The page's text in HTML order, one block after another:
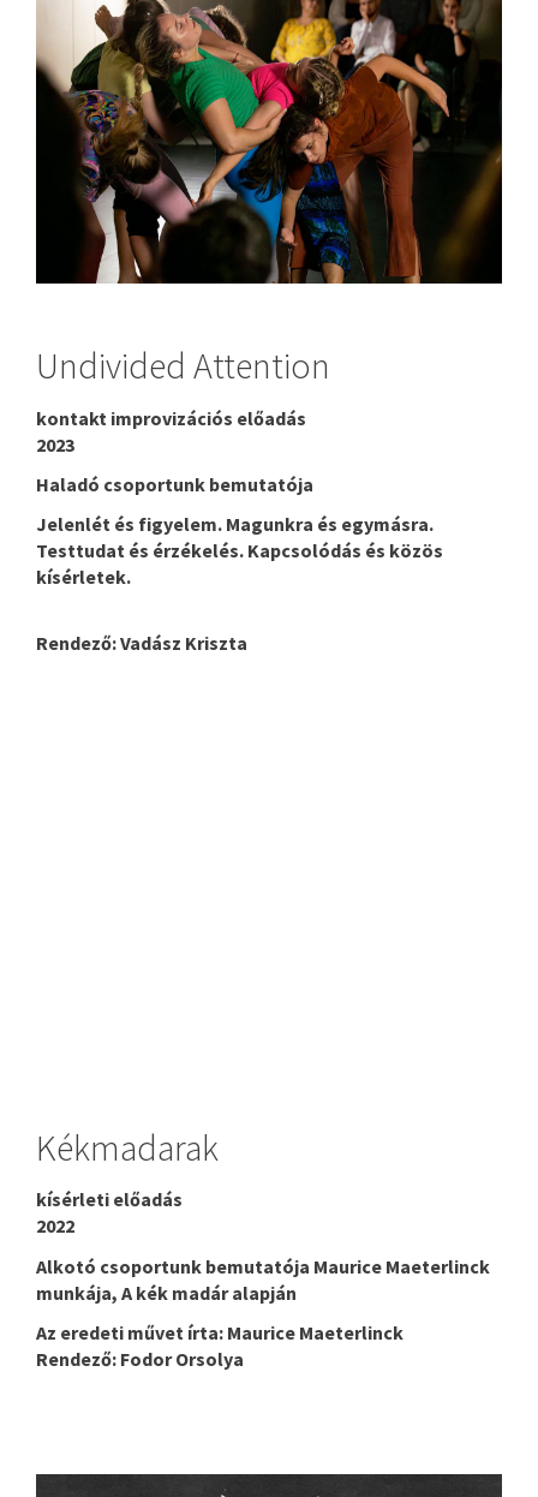
Undivided Attention
kontakt improvizációs előadás
2023
Haladó csoportunk bemutatója
Jelenlét és figyelem. Magunkra és egymásra.
Testtudat és érzékelés. Kapcsolódás és közös
kísérletek.
Rendező: Vadász Kriszta
Kékmadarak
kísérleti előadás
2022
Alkotó csoportunk bemutatója Maurice Maeterlinck
munkája, A kék madár alapján
Az eredeti művet írta: Maurice Maeterlinck
Rendező: Fodor Orsolya